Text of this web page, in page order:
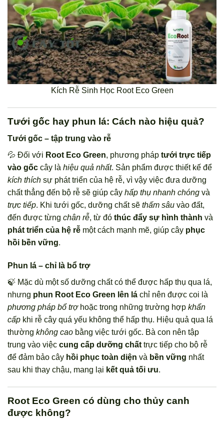
Kích Rễ Sinh Học Root Eco Green
Tưới gốc hay phun lá: Cách nào hiệu quả?
Tưới gốc – tập trung vào rễ
💦 Đối với Root Eco Green, phương pháp tưới trực tiếp
vào gốc cây là hiệu quả nhất. Sản phẩm được thiết kế để
kích thích sự phát triển của hệ rễ, vì vậy việc đưa dưỡng
chất thẳng đến bộ rễ sẽ giúp cây hấp thụ nhanh chóng và
trực tiếp. Khi tưới gốc, dưỡng chất sẽ thấm sâu vào đất,
đến được từng chân rễ, từ đó thúc đẩy sự hình thành và
phát triển của hệ rễ một cách mạnh mẽ, giúp cây phục
hồi bền vững.
Phun lá – chỉ là bổ trợ
🍃 Mặc dù một số dưỡng chất có thể được hấp thụ qua lá,
nhưng phun Root Eco Green lên lá chỉ nên được coi là
phương pháp bổ trợhoặc trong những trường hợp khẩn
cấp khi rễ cây quá yếu không thể hấp thụ. Hiệu quả qua lá
thường không cao bằng việc tưới gốc. Bà con nên tập
trung vào việc cung cấp dưỡng chất trực tiếp cho bộ rễ
để đảm bảo cây hồi phục toàn diện và bền vững nhất
sau khi thay chậu, mang lại kết quả tối ưu.
Root Eco Green có dùng cho thủy canh
được không?